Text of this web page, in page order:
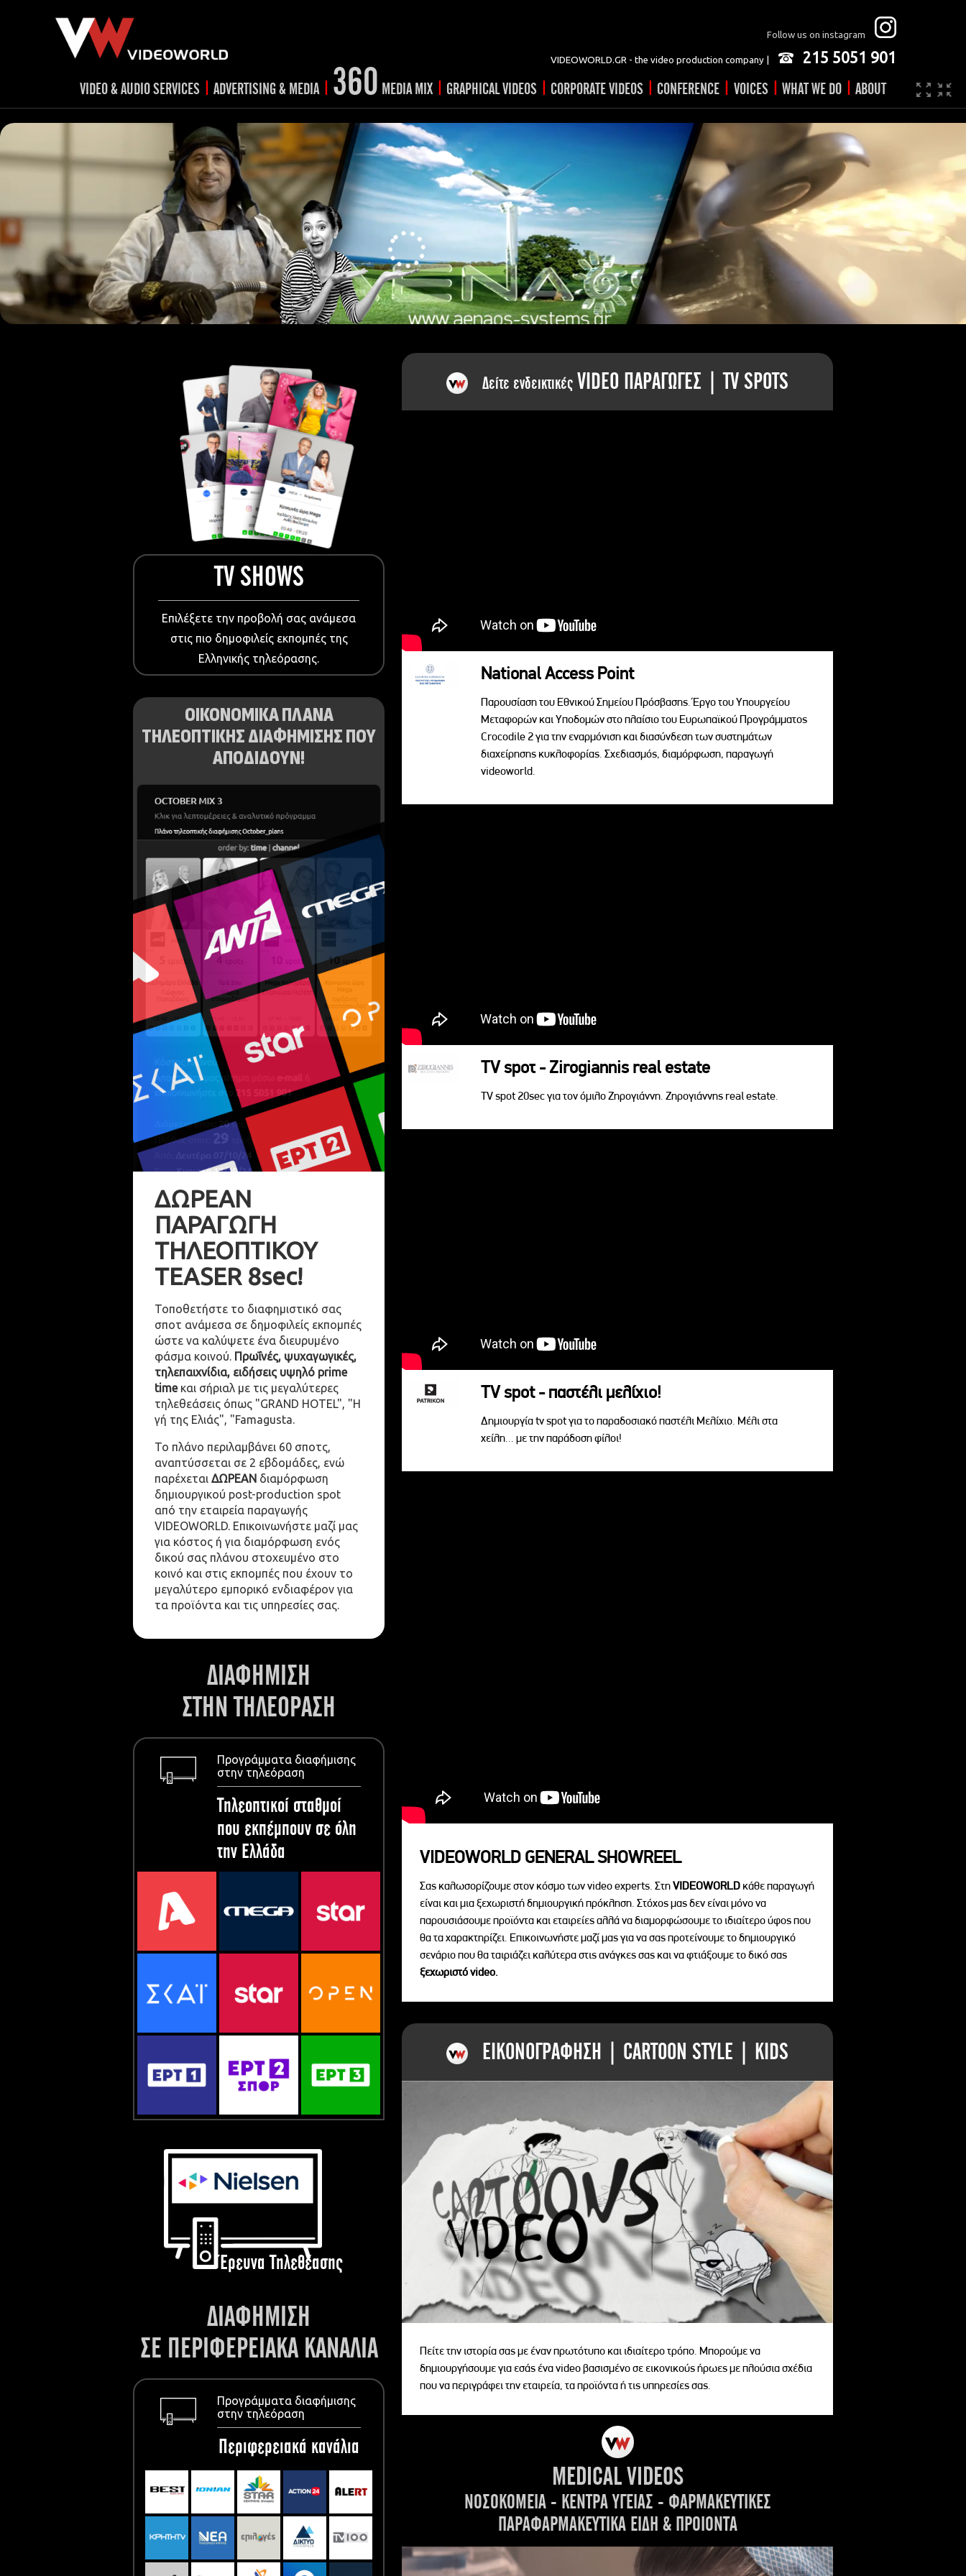
Follow us on instagram
VIDEOWORLD.GR - the video production company | 215 5051 901
VIDEO & AUDIO SERVICES
TV spots
RADIO spots
Post production
Corporate videos
Trailer & Σήματα εκπομπών
Cultural videos
video applications for museums,
archeological sites & exhibitions
Product presentations
Documentary
Events & Conference
Dissemination material
Medical & Pharmaceutical
VIDEO Projections
Kids content
| ADVERTISING & MEDIA
RADIOadvertising
TVadvertising
Social Media video shorts
Creative Prints
Outdoor advertising
Media planning & mix
Visual material
European Media
| 360 MEDIA MIX | GRAPHICAL VIDEOS | CORPORATE VIDEOS | CONFERENCE | VOICES | WHAT WE DO | ABOUT
Company
Video made easy
Contact
TV SHOWS
Επιλέξετε την προβολή σας ανάμεσα
στις πιο δημοφιλείς εκπομπές της
Ελληνικής τηλεόρασης.
ΟΙΚΟΝΟΜΙΚΑ ΠΛΑΝΑ
ΤΗΛΕΟΠΤΙΚΗΣ ΔΙΑΦΗΜΙΣΗΣ ΠΟΥ
ΑΠΟΔΙΔΟΥΝ!
ΔΩΡΕΑΝ
ΠΑΡΑΓΩΓΗ
ΤΗΛΕΟΠΤΙΚΟΥ
TEASER 8sec!
Τοποθετήστε το διαφημιστικό σας
σποτ ανάμεσα σε δημοφιλείς εκπομπές
ώστε να καλύψετε ένα διευρυμένο
φάσμα κοινού. Πρωΐνές, ψυχαγωγικές,
τηλεπαιχνίδια, ειδήσεις υψηλό prime
timeκαι σήριαλ με τις μεγαλύτερες
τηλεθεάσεις όπως "GRAND HOTEL", "Η
γή της Ελιάς", "Famagusta.
Το πλάνο περιλαμβάνει 60 σποτς,
αναπτύσσεται σε 2 εβδομάδες, ενώ
παρέχεται ΔΩΡΕΑΝ διαμόρφωση
δημιουργικού post-production spot
από την εταιρεία παραγωγής
VIDEOWORLD. Επικοινωνήστε μαζί μας
για κόστος ή για διαμόρφωση ενός
δικού σας πλάνου στοχευμένο στο
κοινό και στις εκπομπές που έχουν το
μεγαλύτερο εμπορικό ενδιαφέρον για
τα προϊόντα και τις υπηρεσίες σας.
ΔΙΑΦΗΜΙΣΗ
ΣΤΗΝ ΤΗΛΕΟΡΑΣΗ
Προγράμματα διαφήμισης
στην τηλεόραση
Τηλεοπτικοί σταθμοί
που εκπέμπουν σε όλη
την Ελλάδα
Έρευνα Τηλεθέασης
ΔΙΑΦΗΜΙΣΗ
ΣΕ ΠΕΡΙΦΕΡΕΙΑΚΑ ΚΑΝΑΛΙΑ
Προγράμματα διαφήμισης
στην τηλεόραση
Περιφερειακά κανάλια
Δείτε ενδεικτικές VIDEO ΠΑΡΑΓΩΓΕΣ | TV SPOTS
National Access Point
Παρουσίαση του Εθνικού Σημείου Πρόσβασης. Έργο του Υπουργείου
Μεταφορών και Υποδομών στο πλαίσιο του Ευρωπαϊκού Προγράμματος
Crocodile 2 για την εναρμόνιση και διασύνδεση των συστημάτων
διαχείρησης κυκλοφορίας. Σχεδιασμός, διαμόρφωση, παραγωγή
videoworld.
TV spoτ - Zirogiannis real estate
TV spot 20sec για τον όμιλο Ζηρογιάννη. Ζηρογιάννης real estate.
TV spot - παστέλι μελίχιο!
Δημιουργία tv spot για το παραδοσιακό παστέλι Μελίχιο. Μέλι στα
χείλη... με την παράδοση φίλοι!
VIDEOWORLD GENERAL SHOWREEL
Σας καλωσορίζουμε στον κόσμο των video experts. ΣτηVIDEOWORLD κάθε παραγωγή
είναι και μια ξεχωριστή δημιουργική πρόκληση. Στόχος μας δεν είναι μόνο να
παρουσιάσουμε προϊόντα και εταιρείες αλλά να διαμορφώσουμε το ιδιαίτερο ύφος που
θα τα χαρακτηρίζει. Επικοινωνήστε μαζί μας για να σας προτείνουμε το δημιουργικό
σενάριο που θα ταιριάζει καλύτερα στις ανάγκες σας και να φτιάξουμε το δικό σας
ξεχωριστό videο.
ΕΙΚΟΝΟΓΡΑΦΗΣΗ | CARTOON STYLE | KIDS
Πείτε την ιστορία σας με έναν πρωτότυπο και ιδιαίτερο τρόπο. Μπορούμε να
δημιουργήσουμε για εσάς ένα video βασισμένο σε εικονικούς ήρωες με πλούσια σχέδια
που να περιγράφει την εταιρεία, τα προϊόντα ή τις υπηρεσίες σας.
MEDICAL VIDEOS
ΝΟΣΟΚΟΜΕΙΑ - ΚΕΝΤΡΑ ΥΓΕΙΑΣ - ΦΑΡΜΑΚΕΥΤΙΚΕΣ
ΠΑΡΑΦΑΡΜΑΚΕΥΤΙΚΑ ΕΙΔΗ & ΠΡΟΙΟΝΤΑ